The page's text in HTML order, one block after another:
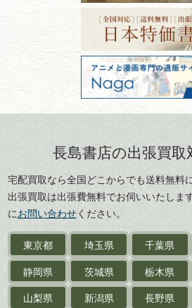
書道具
美術書・アート本・
デザイン本
カメラ・撮影術
版画・リトグラフ
刀剣・鎧・甲冑
武道書・武術書
近代文学・
サイン色紙
作家草稿・原稿・
価値ある古書を売る
と注意点
宮城県
秋
山形県
岐
三重県
滋
京都府
大
兵庫県
奈
島根県
岡
徳島県
香
愛媛県
フリーダイヤル：0120-
電話：03-3512-8115
FAX：03-3512-8116
古物商許可：東京都公
301028901712号
古物商名称：有限会社長
長島書店の出張買取
宅配買取なら全国どこからでも送料無料
出張買取は出張費無料でお伺いいたしま
にお問い合わせください。
東京都 埼玉県 千葉県
静岡県
茨城県 栃木県
山梨県
新潟県 長野県